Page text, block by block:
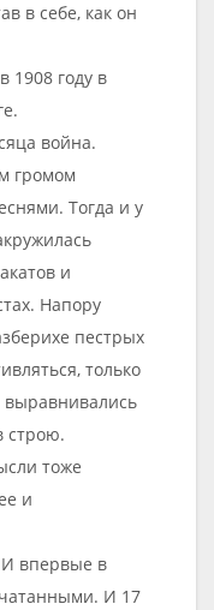
в себе, как он
1908 году в
война.
громом
Тогда и у
и
Напору
пестрых
только
выравнивались
строю.
тоже
и
И впервые в
И 17